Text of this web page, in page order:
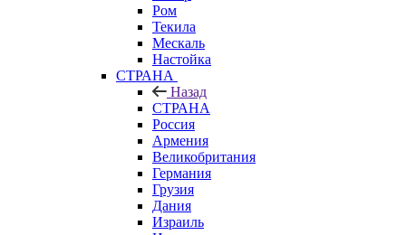
Ром
Текила
Мескаль
Настойка
СТРАНА
Назад
СТРАНА
Россия
Армения
Великобритания
Германия
Грузия
Дания
Израиль